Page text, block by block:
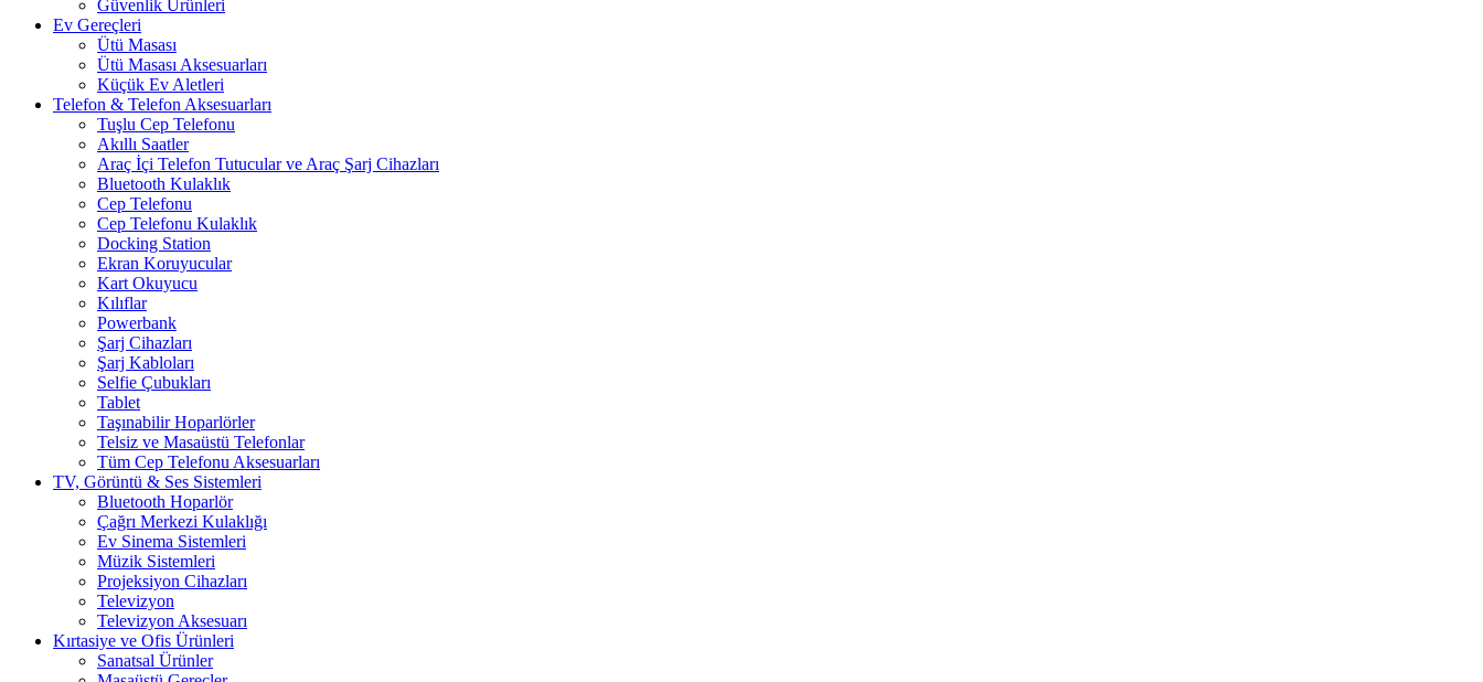
Güvenlik Ürünleri
Ev Gereçleri
Ütü Masası
Ütü Masası Aksesuarları
Küçük Ev Aletleri
Telefon & Telefon Aksesuarları
Tuşlu Cep Telefonu
Akıllı Saatler
Araç İçi Telefon Tutucular ve Araç Şarj Cihazları
Bluetooth Kulaklık
Cep Telefonu
Cep Telefonu Kulaklık
Docking Station
Ekran Koruyucular
Kart Okuyucu
Kılıflar
Powerbank
Şarj Cihazları
Şarj Kabloları
Selfie Çubukları
Tablet
Taşınabilir Hoparlörler
Telsiz ve Masaüstü Telefonlar
Tüm Cep Telefonu Aksesuarları
TV, Görüntü & Ses Sistemleri
Bluetooth Hoparlör
Çağrı Merkezi Kulaklığı
Ev Sinema Sistemleri
Müzik Sistemleri
Projeksiyon Cihazları
Televizyon
Televizyon Aksesuarı
Kırtasiye ve Ofis Ürünleri
Sanatsal Ürünler